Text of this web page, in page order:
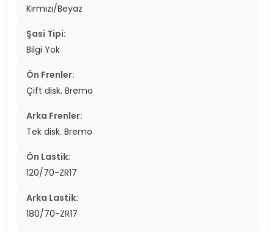
Kırmızı/Beyaz
Şasi Tipi:
Bilgi Yok
Ön Frenler:
Çift disk. Bremo
Arka Frenler:
Tek disk. Bremo
Ön Lastik:
120/70-ZR17
Arka Lastik:
180/70-ZR17